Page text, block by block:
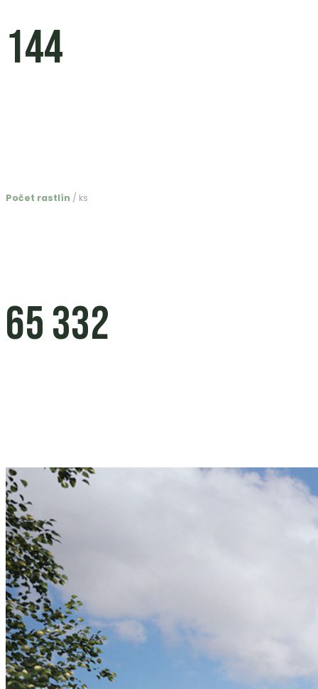
144
Počet rastlín / ks
65 332